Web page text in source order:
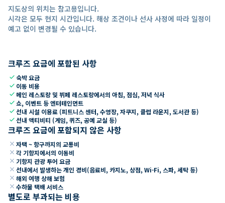
지도상의 위치는 참고용입니다.
시각은 모두 현지 시간입니다. 해상 조건이나 선사 사정에 따라 일정이
예고 없이 변경될 수 있습니다.
크루즈 요금에 포함된 사항
check숙박 요금
check 이동 비용
check 메인 레스토랑 및 뷔페 레스토랑에서의 아침, 점심, 저녁 식사
check쇼, 이벤트 등 엔터테인먼트
check선내 시설 이용료 (피트니스 센터, 수영장, 자쿠지, 클럽 라운지, 도서관 등)
check선내 액티비티 (게임, 퀴즈, 공예 교실 등)
크루즈 요금에 포함되지 않은 사항
close 자택 ~ 항구까지의 교통비
close 각 기항지에서의 이동비
close 기항지 관광 투어 요금
close 선내에서 발생하는 개인 경비(음료비, 카지노, 상점, Wi-Fi, 스파, 세탁 등)
close 해외 여행 상해 보험
close 수하물 택배 서비스
별도로 부과되는 비용